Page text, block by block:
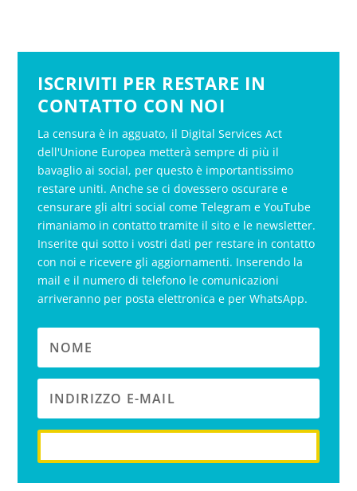
ISCRIVITI PER RESTARE IN
CONTATTO CON NOI
La censura è in agguato, il Digital Services Act
dell'Unione Europea metterà sempre di più il
bavaglio ai social, per questo è importantissimo
restare uniti. Anche se ci dovessero oscurare e
censurare gli altri social come Telegram e YouTube
rimaniamo in contatto tramite il sito e le newsletter.
Inserite qui sotto i vostri dati per restare in contatto
con noi e ricevere gli aggiornamenti. Inserendo la
mail e il numero di telefono le comunicazioni
arriveranno per posta elettronica e per WhatsApp.